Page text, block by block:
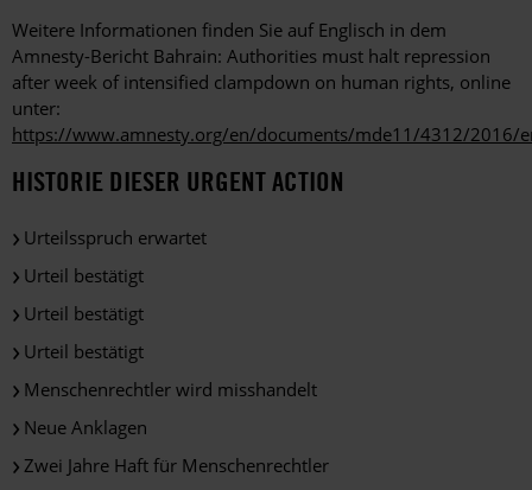
Weitere Informationen finden Sie auf Englisch in dem
Amnesty-Bericht Bahrain: Authorities must halt repression
after week of intensified clampdown on human rights, online
unter:
https://www.amnesty.org/en/documents/mde11/4312/2016/
HISTORIE DIESER URGENT ACTION
Urteilsspruch erwartet
Urteil bestätigt
Urteil bestätigt
Urteil bestätigt
Menschenrechtler wird misshandelt
Neue Anklagen
Zwei Jahre Haft für Menschenrechtler